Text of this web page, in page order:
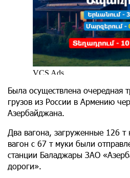
Была осуществлена очередная
грузов из России в Армению
Азербайджана.
Два вагона, загруженные 126
вагон с 67 т муки были
станции Баладжары ЗАО
дороги».